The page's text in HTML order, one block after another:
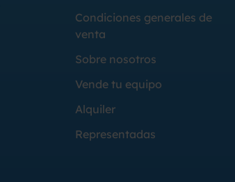
Condiciones generales de
venta
Sobre nosotros
Vende tu equipo
Alquiler
Representadas